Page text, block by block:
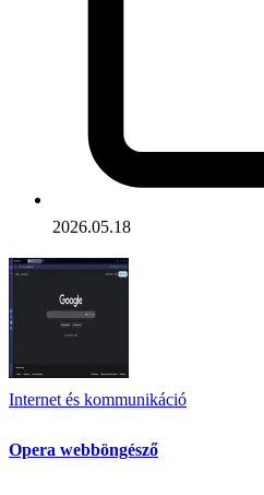
2026.05.18
Internet és kommunikáció
Opera webböngésző